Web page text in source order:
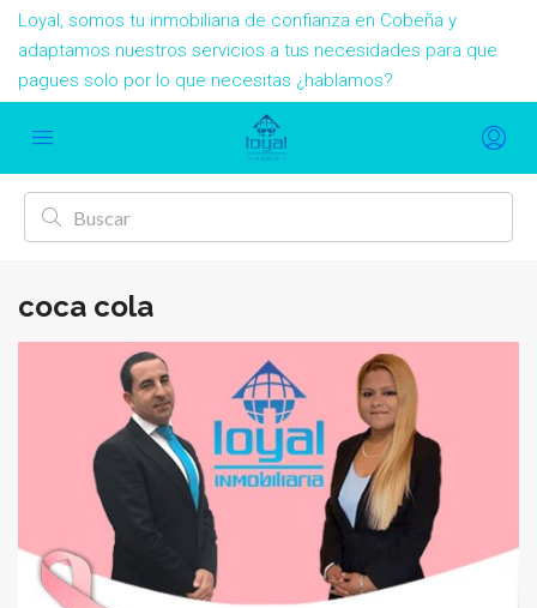
Loyal, somos tu inmobiliaria de confianza en Cobeña y
adaptamos nuestros servicios a tus necesidades para que
pagues solo por lo que necesitas ¿hablamos?
coca cola